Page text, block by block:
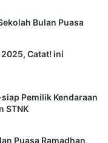
Bulan Puasa
Catat! ini
Pemilik Kendaraan
STNK
Puasa Ramadhan,